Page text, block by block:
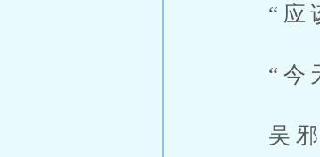
“应该
“今天
吴邪